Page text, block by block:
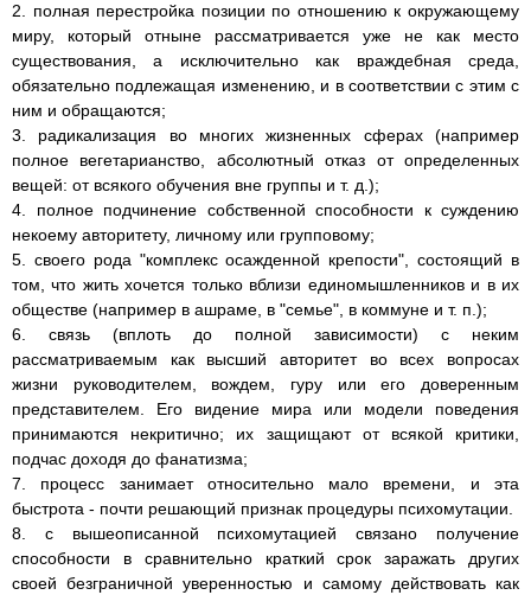
2. полная перестройка позиции по отношению к окружающему
миру, который отныне рассматривается уже не как место
существования, а исключительно как враждебная среда,
обязательно подлежащая изменению, и в соответствии с этим с
ним и обращаются;
3. радикализация во многих жизненных сферах (например
полное вегетарианство, абсолютный отказ от определенных
вещей: от всякого обучения вне группы и т. д.);
4. полное подчинение собственной способности к суждению
некоему авторитету, личному или групповому;
5. своего рода "комплекс осажденной крепости", состоящий в
том, что жить хочется только вблизи единомышленников и в их
обществе (например в ашраме, в "семье", в коммуне и т. п.);
6. связь (вплоть до полной зависимости) с неким
рассматриваемым как высший авторитет во всех вопросах
жизни руководителем, вождем, гуру или его доверенным
представителем. Его видение мира или модели поведения
принимаются некритично; их защищают от всякой критики,
подчас доходя до фанатизма;
7. процесс занимает относительно мало времени, и эта
быстрота - почти решающий признак процедуры психомутации.
8. с вышеописанной психомутацией связано получение
способности в сравнительно краткий срок заражать других
своей безграничной уверенностью и самому действовать как